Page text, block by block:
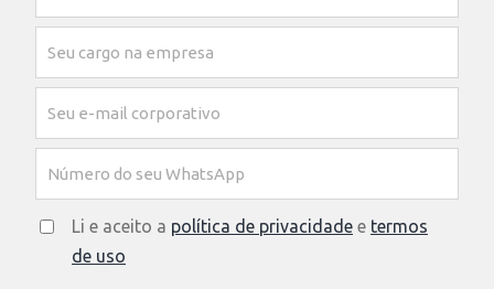
Li e aceito a política de privacidade e termos
de uso